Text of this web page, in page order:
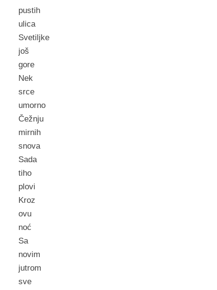
pustih
ulica
Svetiljke
još
gore
Nek
srce
umorno
Čežnju
mirnih
snova
Sada
tiho
plovi
Kroz
ovu
noć
Sa
novim
jutrom
sve